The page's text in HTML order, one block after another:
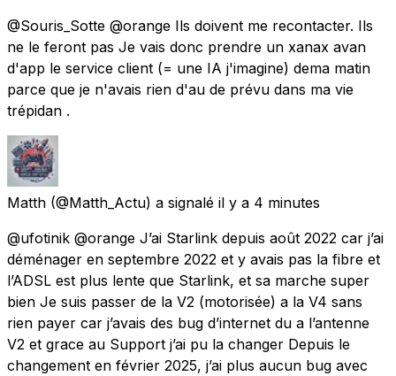
@Souris_Sotte @orange Ils doivent me recontacter. Ils
ne le feront pas Je vais donc prendre un xanax avan
d'app le service client (= une IA j'imagine) dema matin
parce que je n'avais rien d'au de prévu dans ma vie
trépidan .
Matth (@Matth_Actu) a signalé il y a 4 minutes
@ufotinik @orange J’ai Starlink depuis août 2022 car j’ai
déménager en septembre 2022 et y avais pas la fibre et
l’ADSL est plus lente que Starlink, et sa marche super
bien Je suis passer de la V2 (motorisée) a la V4 sans
rien payer car j’avais des bug d’internet du a l’antenne
V2 et grace au Support j’ai pu la changer Depuis le
changement en février 2025, j’ai plus aucun bug avec